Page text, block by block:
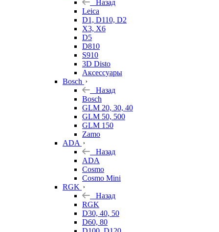
Назад
Leica
D1, D110, D2
X3, X6
D5
D810
S910
3D Disto
Аксессуары
Bosch
Назад
Bosch
GLM 20, 30, 40
GLM 50, 500
GLM 150
Zamo
ADA
Назад
ADA
Cosmo
Cosmo Mini
RGK
Назад
RGK
D30, 40, 50
D60, 80